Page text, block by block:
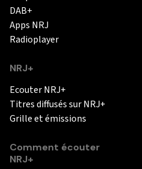
DAB+
Apps NRJ
Radioplayer
NRJ+
Ecouter NRJ+
Titres diffusés sur NRJ+
Grille et émissions
Comment écouter
NRJ+